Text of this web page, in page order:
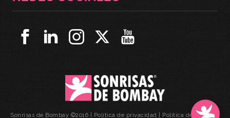
Sonrisas de Bombay ©2016 | Política de privacidad Política de cookies |